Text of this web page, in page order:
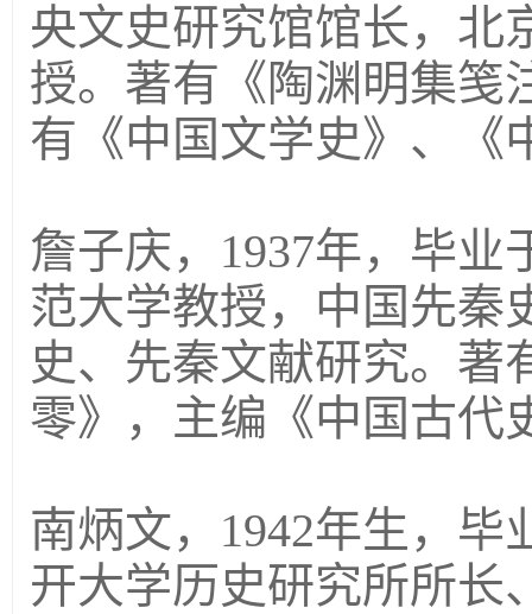
央文史研究馆馆长，北
授。著有《陶渊明集笺
有《中国文学史》、《
詹子庆，1937年，毕
范大学教授，中国先秦
史、先秦文献研究。著
零》，主编《中国古代
南炳文，1942年生，
开大学历史研究所所长